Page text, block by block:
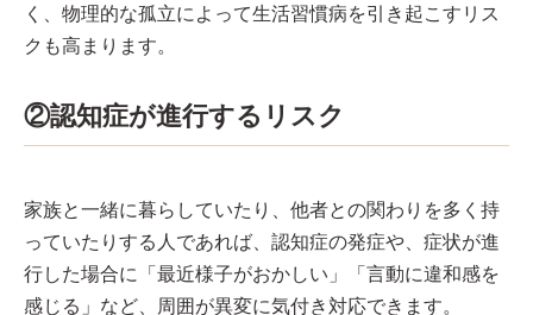
く、物理的な孤立によって生活習慣病を引き起こすリス
クも高まります。
②認知症が進行するリスク
家族と一緒に暮らしていたり、他者との関わりを多く持
っていたりする人であれば、認知症の発症や、症状が進
行した場合に「最近様子がおかしい」「言動に違和感を
感じる」など、周囲が異変に気付き対応できます。